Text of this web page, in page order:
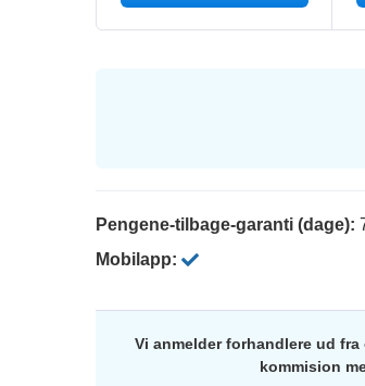
Pengene-tilbage-garanti (dage):
Mobilapp:
Vi anmelder forhandlere ud
kommision